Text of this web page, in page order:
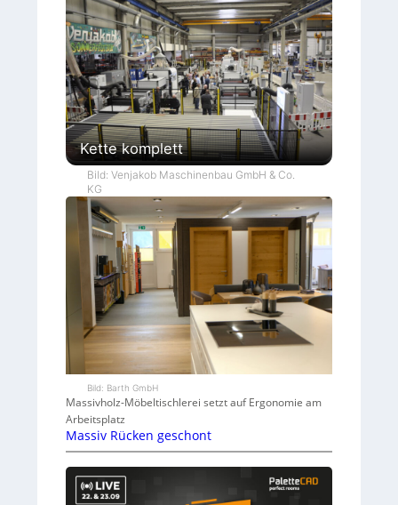
Kette komplett
Bild: Venjakob Maschinenbau GmbH & Co.
KG
Bild: Barth GmbH
Massivholz-Möbeltischlerei setzt auf Ergonomie am
Arbeitsplatz
Massiv Rücken geschont